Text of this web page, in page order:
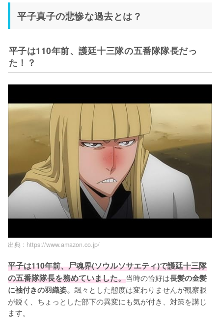
平子真子の悲惨な過去とは？
平子は110年前、護廷十三隊の五番隊隊長だっ
た！？
出典 : https://www.amazon.co.jp/
平子は110年前、尸魂界(ソウルソサエティ)で護廷十三隊
の五番隊隊長を務めていました。当時の恰好は長髪の金髪
に袖付きの羽織姿。 飄々とした態度は変わりませんが観察眼
が鋭く、ちょっとした部下の異変にも気が付き、対策を講じ
ます。